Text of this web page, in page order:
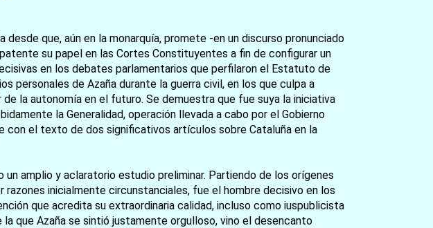
トへ進む
que, aún en la monarquía, promete -en un discurso pronunciado
su papel en las Cortes Constituyentes a fin de configurar un
en los debates parlamentarios que perfilaron el Estatuto de
personales de Azaña durante la guerra civil, en los que culpa a
la autonomía en el futuro. Se demuestra que fue suya la iniciativa
la Generalidad, operación llevada a cabo por el Gobierno
con el texto de dos significativos artículos sobre Cataluña en la
amplio y aclaratorio estudio preliminar. Partiendo de los orígenes
inicialmente circunstanciales, fue el hombre decisivo en los
que acredita su extraordinaria calidad, incluso como iuspublicista
que Azaña se sintió justamente orgulloso, vino el desencanto